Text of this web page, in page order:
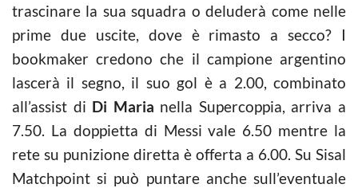
trascinare la sua squadra o deluderà come nelle
prime due uscite, dove è rimasto a secco? I
bookmaker credono che il campione argentino
lascerà il segno, il suo gol è a 2.00, combinato
all’assist di Di Maria nella Supercoppia, arriva a
7.50. La doppietta di Messi vale 6.50 mentre la
rete su punizione diretta è offerta a 6.00. Su Sisal
Matchpoint si può puntare anche sull’eventuale